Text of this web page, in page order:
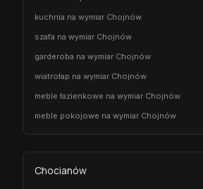
kuchnia na wymiar Chojnów
szafa na wymiar Chojnów
garderoba na wymiar Chojnów
wiatrołap na wymiar Chojnów
meble łazienkowe na wymiar Chojnów
meble pokojowe na wymiar Chojnów
Chocianów